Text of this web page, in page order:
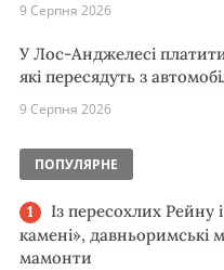
9 Серпня 2026
У Лос-Анджелесі
які пересядуть з
9 Серпня 2026
ПОПУЛЯРНЕ
Із пересохлих
камені», давньоримські
мамонти